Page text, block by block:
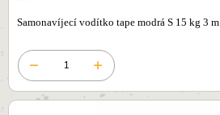
Samonavíjecí vodítko tape modrá S 15 kg 3 m